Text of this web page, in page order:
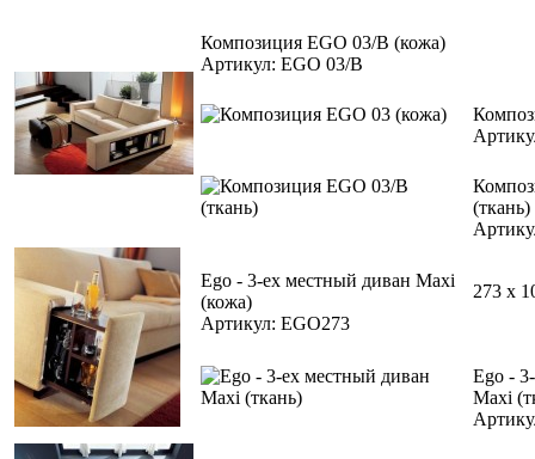
Композиция EGO 03/B (кожа)
Артикул: EGO 03/B
(ткань)
Ego - 3-ех местный диван Maxi
(кожа)
Артикул: EGO273
273 x
Ego -
Maxi